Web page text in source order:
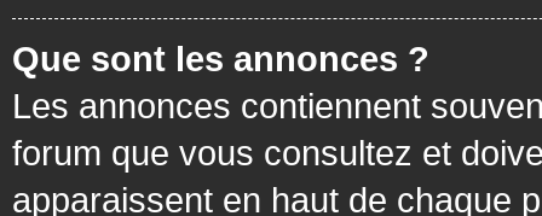
Que sont les annonces ?
Les annonces contiennent
forum que vous consultez et
apparaissent en haut de chaque